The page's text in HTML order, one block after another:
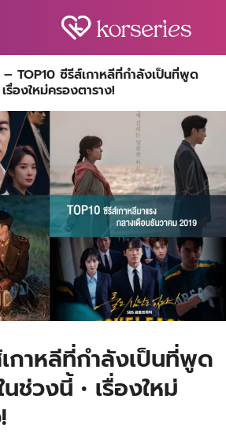
– TOP10 ซีรีส์เกาหลีที่กำลังเป็นที่พูด
องใหม่ครองตาราง!
กาหลีที่กำลังเป็นที่พูด
ช่วงนี้ • เรื่องใหม่